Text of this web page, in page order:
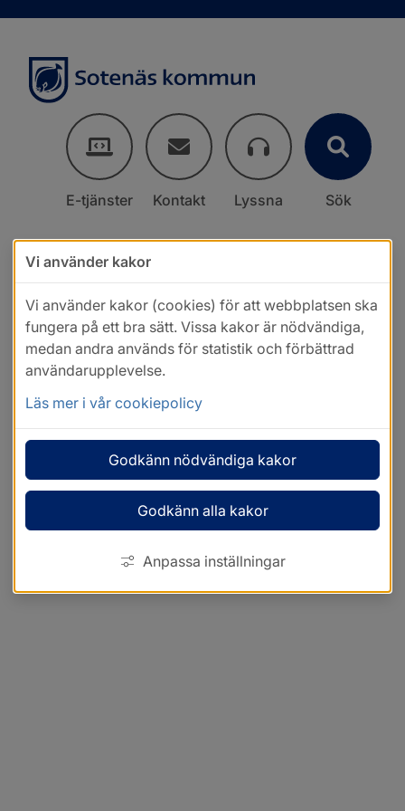
E-tjänster Kontakt Lyssna Sök
Vi använder kakor
Vi använder kakor (cookies) för att webbplatsen ska
fungera på ett bra sätt. Vissa kakor är nödvändiga,
medan andra används för statistik och förbättrad
användarupplevelse.
Läs mer i vår cookiepolicy
Godkänn nödvändiga kakor
Godkänn alla kakor
Anpassa inställningar